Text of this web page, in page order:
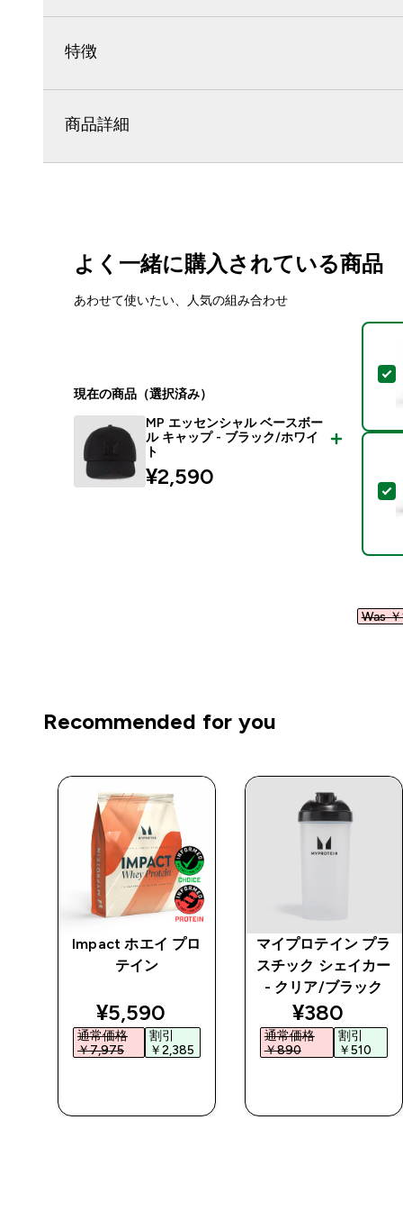
特徴
商品詳細
よく一緒に購入されている商品
あわせて使いたい、人気の組み合わせ
現在の商品（選択済み）
MP エッセンシャル ベースボー
ル キャップ - ブラック/ホワイ
ト
¥2,590‎
Was
Recommended for you
Impact ホエイ プロ
テイン
discounted price
¥5,590‎
通常価格
￥7,975‎
割引
￥2,385‎
マイプロテイン プラ
スチック シェイカー
- クリア/ブラック
¥380‎
通常価格
￥890‎
割引
￥510‎